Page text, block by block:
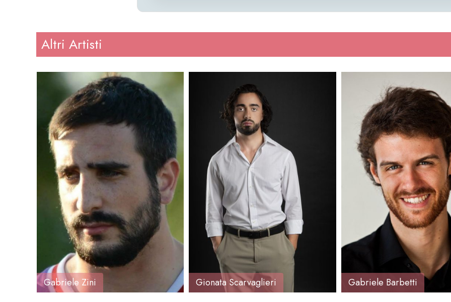
Altri Artisti
Gabriele Zini
Altezza
: 176
Peso
: 72
Regione
: Sicilia
Gionata Scarvaglieri
: 185
: 61
Regione
: Emilia Romagna
Gabriele Barbetti
: 163
Peso
: 54
Regione
: Lazio